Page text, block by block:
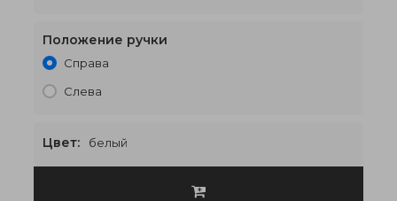
2400 x 2000
Положение ручки
Справа
Слева
Цвет: белый